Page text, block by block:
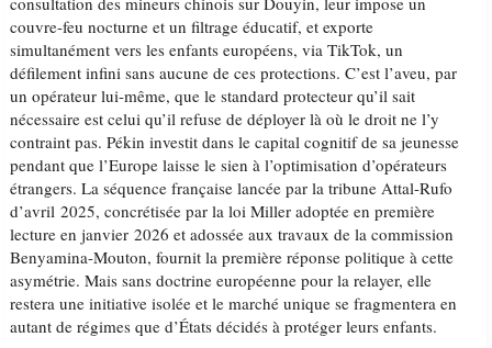
couvre-feu nocturne et un filtrage éducatif, et exporte
simultanément vers les enfants européens, via TikTok, un
défilement infini sans aucune de ces protections. C’est l’aveu, par
un opérateur lui-même, que le standard protecteur qu’il sait
nécessaire est celui qu’il refuse de déployer là où le droit ne l’y
contraint pas. Pékin investit dans le capital cognitif de sa jeunesse
pendant que l’Europe laisse le sien à l’optimisation d’opérateurs
étrangers. La séquence française lancée par la tribune Attal-Rufo
d’avril 2025, concrétisée par la loi Miller adoptée en première
lecture en janvier 2026 et adossée aux travaux de la commission
Benyamina-Mouton, fournit la première réponse politique à cette
asymétrie. Mais sans doctrine européenne pour la relayer, elle
restera une initiative isolée et le marché unique se fragmentera en
autant de régimes que d’États décidés à protéger leurs enfants.